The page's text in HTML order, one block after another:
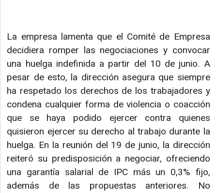
La empresa lamenta que el Comité de Empresa
decidiera romper las negociaciones y convocar
una huelga indefinida a partir del 10 de junio. A
pesar de esto, la dirección asegura que siempre
ha respetado los derechos de los trabajadores y
condena cualquier forma de violencia o coacción
que se haya podido ejercer contra quienes
quisieron ejercer su derecho al trabajo durante la
huelga. En la reunión del 19 de junio, la dirección
reiteró su predisposición a negociar, ofreciendo
una garantía salarial de IPC más un 0,3% fijo,
además de las propuestas anteriores. No